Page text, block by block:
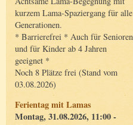
kurzem Lama-Spaziergang für alle
Generationen.
* Barrierefrei * Auch für Senioren
und für Kinder ab 4 Jahren
geeignet *
Noch 8 Plätze frei (Stand vom
03.08.2026)
Ferientag mit Lamas
Montag, 31.08.2026, 11:00 -